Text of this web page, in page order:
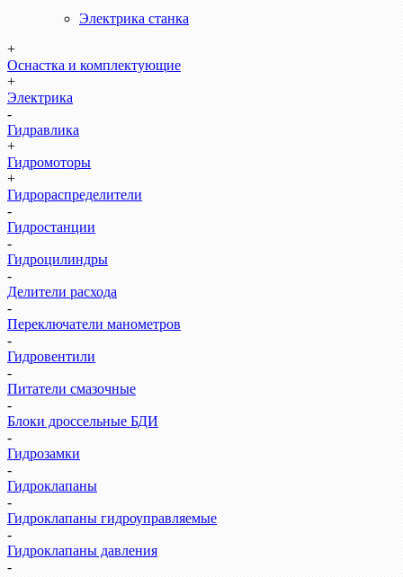
Электрика станка
+
Оснастка и комплектующие
+
Электрика
-
Гидравлика
+
Гидромоторы
+
Гидрораспределители
-
Гидростанции
-
Гидроцилиндры
-
Делители расхода
-
Переключатели манометров
-
Гидровентили
-
Питатели смазочные
-
Блоки дроссельные БДИ
-
Гидрозамки
-
Гидроклапаны
-
Гидроклапаны гидроуправляемые
-
Гидроклапаны давления
-